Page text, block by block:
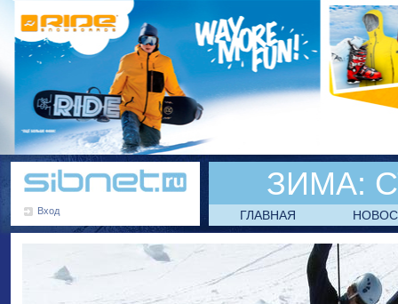
Вход
ЗИМА:
ГЛАВНАЯ